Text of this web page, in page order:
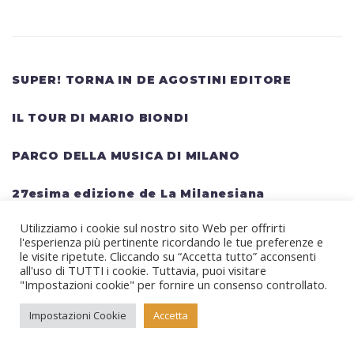
SUPER! TORNA IN DE AGOSTINI EDITORE
IL TOUR DI MARIO BIONDI
PARCO DELLA MUSICA DI MILANO
27esima edizione de La Milanesiana
HELLWATT FESTIVAL: una lineup gigantesca
per il festival estivo TRAVIS SCOTT, KANYE
WEST, SWEDISH HOUSE MAFIA, MARTIN
Utilizziamo i cookie sul nostro sito Web per offrirti
l'esperienza più pertinente ricordando le tue preferenze e
le visite ripetute. Cliccando su “Accetta tutto” acconsenti
all'uso di TUTTI i cookie. Tuttavia, puoi visitare
"Impostazioni cookie" per fornire un consenso controllato.
Impostazioni Cookie Accetta